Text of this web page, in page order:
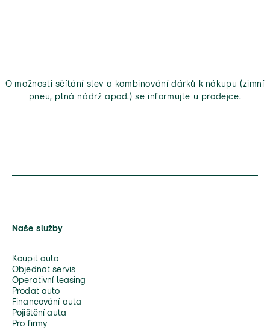
O možnosti sčítání slev a kombinování dárků k nákupu (zimní
pneu, plná nádrž apod.) se informujte u prodejce.
Naše služby
Koupit auto
Objednat servis
Operativní leasing
Prodat auto
Financování auta
Pojištění auta
Pro firmy